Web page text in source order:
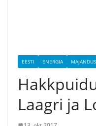
EESTI ENERGIA MAJANDUS
Laagri ja